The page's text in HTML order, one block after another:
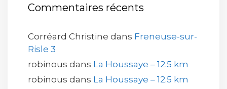
Commentaires récents
Corréard Christine dans Freneuse-sur-
Risle 3
robinous dans La Houssaye – 12.5 km
robinous dans La Houssaye – 12.5 km